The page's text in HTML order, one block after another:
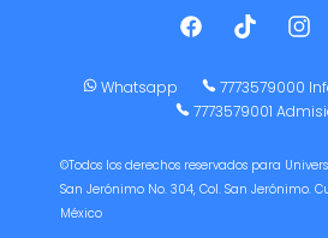
Whatsapp
7773579000
7773579001
©Todos los derechos reservados para
San Jerónimo No. 304, Col. San Jerónimo.
México